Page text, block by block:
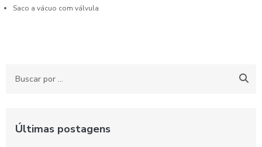
Saco a vácuo com válvula
Últimas postagens